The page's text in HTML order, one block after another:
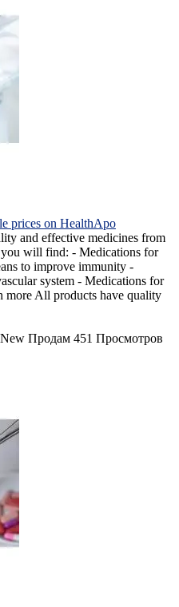
prices on HealthApo
and effective medicines from
will find: - Medications for
to improve immunity -
system - Medications for
more All products have quality
New Продам 451 Просмотров